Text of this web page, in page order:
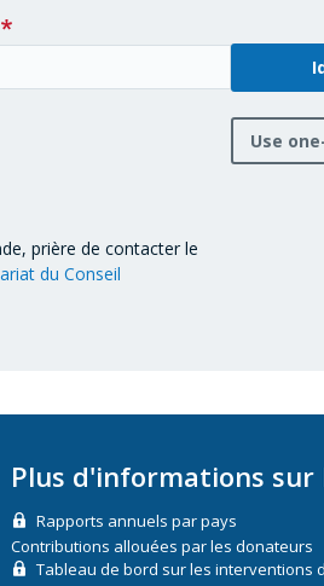
Use
prière de contacter le
du Conseil
Plus d'informations sur
Rapports annuels par pays
Contributions allouées par les donateurs
Tableau de bord sur les interventions